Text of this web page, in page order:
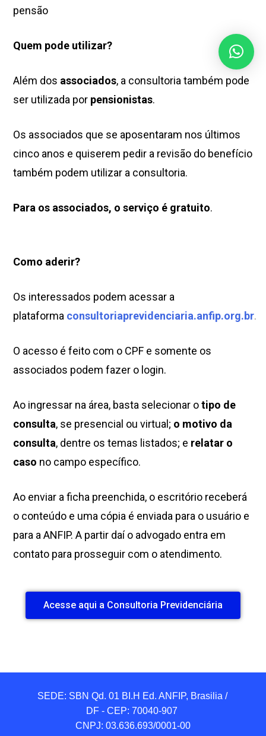
pensão
Quem pode utilizar?
Além dos associados, a consultoria também pode
ser utilizada por pensionistas.
Os associados que se aposentaram nos últimos
cinco anos e quiserem pedir a revisão do benefício
também podem utilizar a consultoria.
Para os associados, o serviço é gratuito.
Como aderir?
Os interessados podem acessar a
plataforma consultoriaprevidenciaria.anfip.org.br.
O acesso é feito com o CPF e somente os
associados podem fazer o login.
Ao ingressar na área, basta selecionar otipo de
consulta, se presencial ou virtual; o motivo da
consulta, dentre os temas listados; e relatar o
caso no campo específico.
Ao enviar a ficha preenchida, o escritório receberá
o conteúdo e uma cópia é enviada para o usuário e
para a ANFIP. A partir daí o advogado entra em
contato para prosseguir com o atendimento.
Acesse aqui a Consultoria Previdenciária
SEDE: SBN Qd. 01 BI.H Ed. ANFIP, Brasilia /
DF - CEP: 70040-907
CNPJ: 03.636.693/0001-00